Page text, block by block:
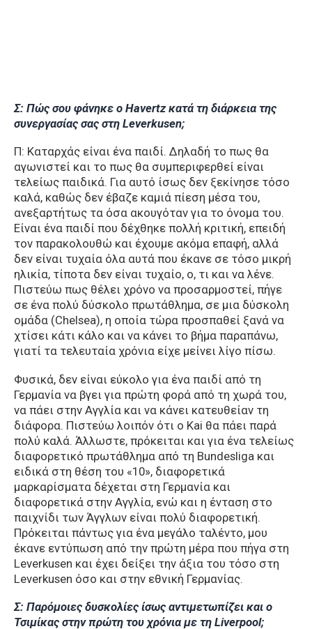
Σ: Πώς σου φάνηκε ο Havertz κατά τη διάρκεια της
συνεργασίας σας στη Leverkusen;
Π: Καταρχάς είναι ένα παιδί. Δηλαδή το πως θα
αγωνιστεί και το πως θα συμπεριφερθεί είναι
τελείως παιδικά. Για αυτό ίσως δεν ξεκίνησε τόσο
καλά, καθώς δεν έβαζε καμιά πίεση μέσα του,
ανεξαρτήτως τα όσα ακουγόταν για το όνομα του.
Είναι ένα παιδί που δέχθηκε πολλή κριτική, επειδή
τον παρακολουθώ και έχουμε ακόμα επαφή, αλλά
δεν είναι τυχαία όλα αυτά που έκανε σε τόσο μικρή
ηλικία, τίποτα δεν είναι τυχαίο, ο, τι και να λένε.
Πιστεύω πως θέλει χρόνο να προσαρμοστεί, πήγε
σε ένα πολύ δύσκολο πρωτάθλημα, σε μια δύσκολη
ομάδα (Chelsea), η οποία τώρα προσπαθεί ξανά να
χτίσει κάτι κάλο και να κάνει το βήμα παραπάνω,
γιατί τα τελευταία χρόνια είχε μείνει λίγο πίσω.
Φυσικά, δεν είναι εύκολο για ένα παιδί από τη
Γερμανία να βγει για πρώτη φορά από τη χωρά του,
να πάει στην Αγγλία και να κάνει κατευθείαν τη
διάφορα. Πιστεύω λοιπόν ότι ο Kai θα πάει παρά
πολύ καλά. Άλλωστε, πρόκειται και για ένα τελείως
διαφορετικό πρωτάθλημα από τη Bundesliga και
ειδικά στη θέση του «10», διαφορετικά
μαρκαρίσματα δέχεται στη Γερμανία και
διαφορετικά στην Αγγλία, ενώ και η ένταση στο
παιχνίδι των Άγγλων είναι πολύ διαφορετική.
Πρόκειται πάντως για ένα μεγάλο ταλέντο, μου
έκανε εντύπωση από την πρώτη μέρα που πήγα στη
Leverkusen και έχει δείξει την άξια του τόσο στη
Leverkusen όσο και στην εθνική Γερμανίας.
Σ: Παρόμοιες δυσκολίες ίσως αντιμετωπίζει και ο
Τσιμίκας στην πρώτη του χρόνια με τη Liverpool;